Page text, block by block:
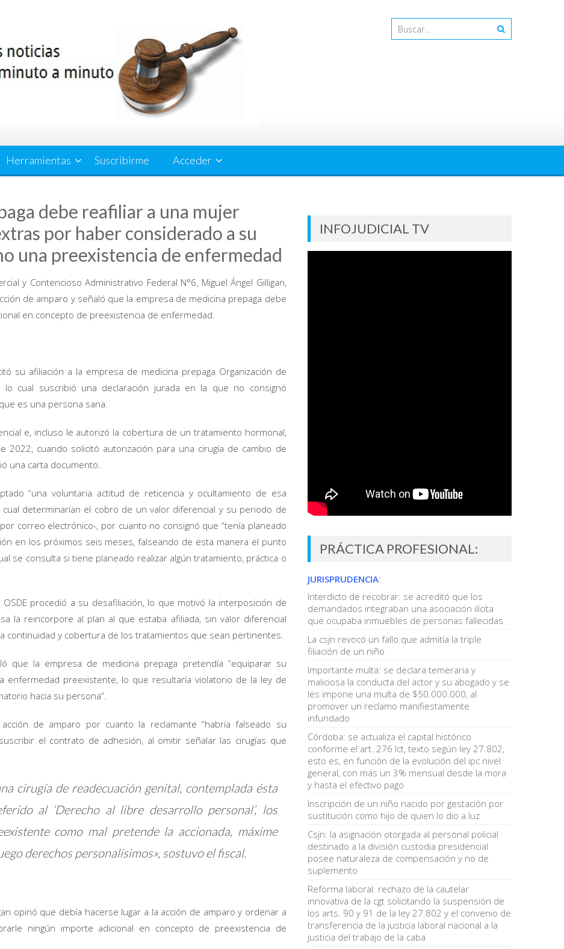
Herramientas Suscribirme Acceder
debe reafiliar a una mujer
por haber considerado a su
una preexistencia de enfermedad
y Contencioso Administrativo Federal N°6, Miguel Ángel Gilligan,
de amparo y señaló que la empresa de medicina prepaga debe
en concepto de preexistencia de enfermedad.
su afiliación a la empresa de medicina prepaga Organización de
lo cual suscribió una declaración jurada en la que no consignó
es una persona sana.
e, incluso le autorizó la cobertura de un tratamiento hormonal,
2022, cuando solicitó autorización para una cirugía de cambio de
una carta documento.
“una voluntaria actitud de reticencia y ocultamiento de esa
determinarían el cobro de un valor diferencial y su periodo de
correo electrónico-, por cuanto no consignó que “tenía planeado
en los próximos seis meses, falseando de esta manera el punto
se consulta si tiene planeado realizar algún tratamiento, práctica o
procedió a su desafiliación, lo que motivó la interposición de
la reincorpore al plan al que estaba afiliada, sin valor diferencial
continuidad y cobertura de los tratamientos que sean pertinentes.
que la empresa de medicina prepaga pretendía “equiparar su
preexistente, lo que resultaría violatorio de la ley de
hacia su persona”.
de amparo por cuanto la reclamante “habría falseado su
el contrato de adhesión, al omitir señalar las cirugías que
cirugía de readecuación genital, contemplada ésta
al ‘Derecho al libre desarrollo personal’, los
como mal pretende la accionada, máxime
derechos personalísimos», sostuvo el fiscal.
opinó que debía hacerse lugar a la acción de amparo y ordenar a
ningún importe adicional en concepto de preexistencia de
INFOJUDICIAL TV
PRÁCTICA PROFESIONAL:
JURISPRUDENCIA:
Interdicto de recobrar: se acreditó que los
demandados integraban una asociación ilícita
que ocupaba inmuebles de personas fallecidas
La csjn revocó un fallo que admitía la triple
filiación de un niño
Importante multa: se declara temeraria y
maliciosa la conducta del actor y su abogado y se
les impone una multa de $50.000.000, al
promover un reclamo manifiestamente
infundado
Córdoba: se actualiza el capital histórico
conforme el art. 276 lct, texto según ley 27.802,
esto es, en función de la evolución del ipc nivel
general, con más un 3% mensual desde la mora
y hasta el efectivo pago
Inscripción de un niño nacido por gestación por
sustitución como hijo de quien lo dio a luz
Csjn: la asignación otorgada al personal policial
destinado a la división custodia presidencial
posee naturaleza de compensación y no de
suplemento
Reforma laboral: rechazo de la cautelar
innovativa de la cgt solicitando la suspensión de
los arts. 90 y 91 de la ley 27.802 y el convenio de
transferencia de la justicia laboral nacional a la
justicia del trabajo de la caba